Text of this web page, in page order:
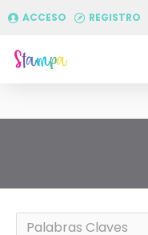
ACCESO REGISTRO